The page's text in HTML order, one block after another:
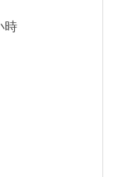
時